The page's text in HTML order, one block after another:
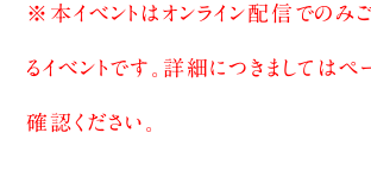
※本イベントはオンライン配信でのみ
るイベントです。詳細につきましては
確認ください。